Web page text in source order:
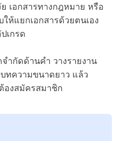
เอกสารทางกฎหมาย หรือ
ห้แยกเอกสารด้วยตนเอง
เกรด
ำกัดด้านคำ วางรายงาน
ทความขนาดยาว แล้ว
องสมัครสมาชิก